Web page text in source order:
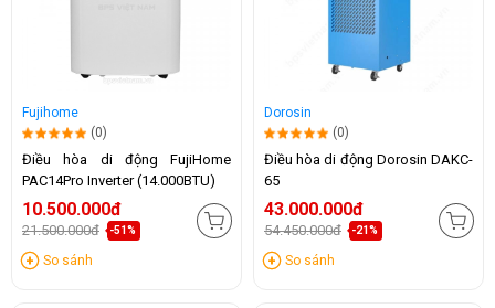
Fujihome
(0)
Điều hòa di động FujiHome
PAC14Pro Inverter (14.000BTU)
10.500.000đ
21.500.000đ -51%
So sánh
Dorosin
(0)
Điều hòa di động Dorosin DAKC-
65
43.000.000đ
54.450.000đ -21%
So sánh